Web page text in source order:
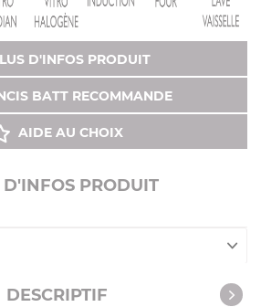
D'INFOS PRODUIT
BATT RECOMMANDE
AIDE AU CHOIX
D'INFOS PRODUIT
DESCRIPTIF